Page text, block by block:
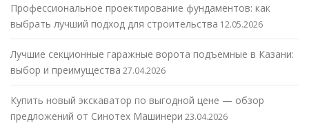
Профессиональное проектирование фундаментов: как
выбрать лучший подход для строительства 12.05.2026
Лучшие секционные гаражные ворота подъемные в Казани:
выбор и преимущества 27.04.2026
Купить новый экскаватор по выгодной цене — обзор
предложений от Синотех Машинери 23.04.2026